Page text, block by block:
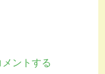
ントする